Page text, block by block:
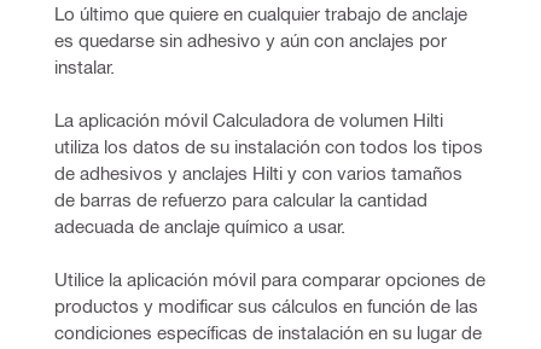
Lo último que quiere en cualquier trabajo de anclaje
es quedarse sin adhesivo y aún con anclajes por
instalar.
La aplicación móvil Calculadora de volumen Hilti
utiliza los datos de su instalación con todos los tipos
de adhesivos y anclajes Hilti y con varios tamaños
de barras de refuerzo para calcular la cantidad
adecuada de anclaje químico a usar.
Utilice la aplicación móvil para comparar opciones de
productos y modificar sus cálculos en función de las
condiciones específicas de instalación en su lugar de